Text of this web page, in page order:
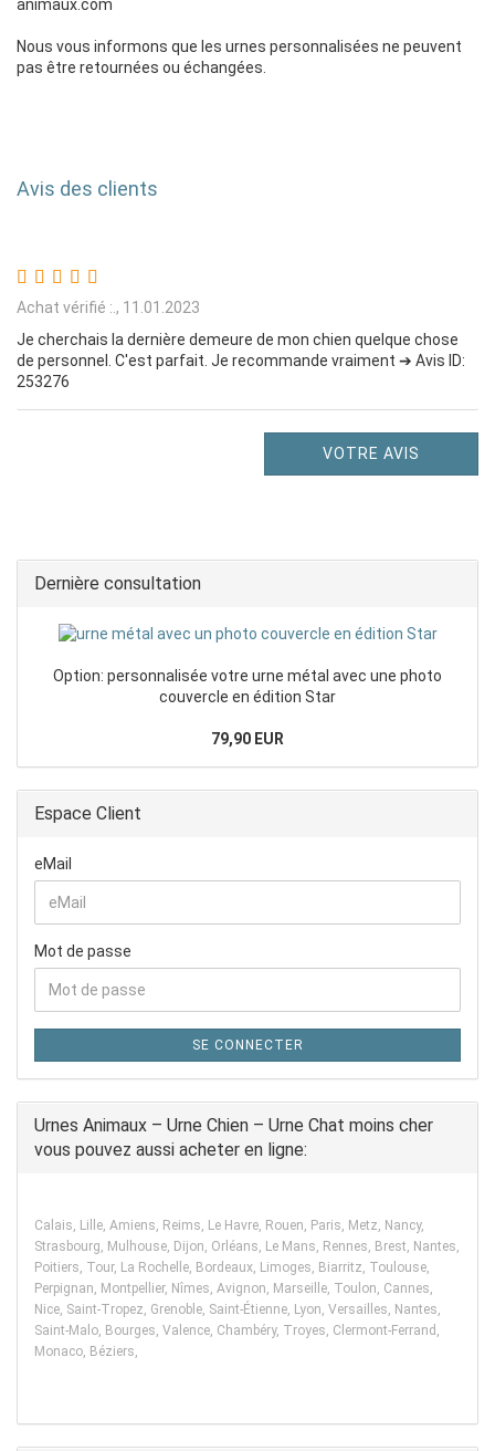
animaux.com
Nous vous informons que les urnes personnalisées ne peuvent
pas être retournées ou échangées.
Avis des clients
Achat vérifié :., 11.01.2023
Je cherchais la dernière demeure de mon chien quelque chose
de personnel. C'est parfait. Je recommande vraiment ➔ Avis ID:
253276
VOTRE AVIS
Dernière consultation
Option: personnalisée votre urne métal avec une photo
couvercle en édition Star
79,90 EUR
Espace Client
eMail
Mot de passe
SE CONNECTER
Urnes Animaux – Urne Chien – Urne Chat moins cher
vous pouvez aussi acheter en ligne:
Calais, Lille, Amiens, Reims, Le Havre, Rouen, Paris, Metz, Nancy,
Strasbourg, Mulhouse, Dijon, Orléans, Le Mans, Rennes, Brest, Nantes,
Poitiers, Tour, La Rochelle, Bordeaux, Limoges, Biarritz, Toulouse,
Perpignan, Montpellier, Nîmes, Avignon, Marseille, Toulon, Cannes,
Nice, Saint-Tropez, Grenoble, Saint-Étienne, Lyon, Versailles, Nantes,
Saint-Malo, Bourges, Valence, Chambéry, Troyes, Clermont-Ferrand,
Monaco, Béziers,